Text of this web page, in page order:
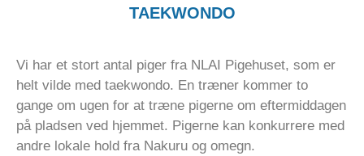
TAEKWONDO
Vi har et stort antal piger fra NLAI Pigehuset, som er
helt vilde med taekwondo. En træner kommer to
gange om ugen for at træne pigerne om eftermiddagen
på pladsen ved hjemmet. Pigerne kan konkurrere med
andre lokale hold fra Nakuru og omegn.